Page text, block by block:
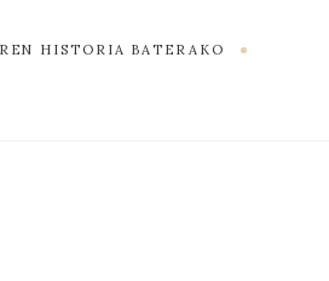
HISTORIA BATERAKO